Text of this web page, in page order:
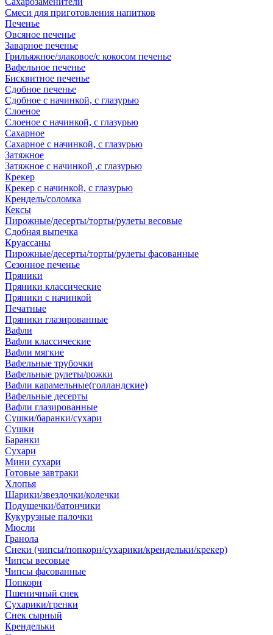
Смеси для приготовления напитков
Печенье
Овсяное печенье
Заварное печенье
Грильяжное/злаковое/с кокосом печенье
Вафельное печенье
Бисквитное печенье
Сдобное печенье
Сдобное с начинкой, с глазурью
Слоеное
Слоеное с начинкой, с глазурью
Сахарное
Сахарное с начинкой, с глазурью
Затяжное
Затяжное с начинкой ,с глазурью
Крекер
Крекер с начинкой, с глазурью
Крендель/соломка
Кексы
Пирожные/десерты/торты/рулеты весовые
Сдобная выпечка
Круассаны
Пирожные/десерты/торты/рулеты фасованные
Сезонное печенье
Пряники
Пряники классические
Пряники с начинкой
Печатные
Пряники глазированные
Вафли
Вафли классические
Вафли мягкие
Вафельные трубочки
Вафельные рулеты/рожки
Вафли карамельные(голландские)
Вафельные десерты
Вафли глазированные
Сушки/баранки/сухари
Сушки
Баранки
Сухари
Мини сухари
Готовые завтраки
Хлопья
Шарики/звездочки/колечки
Подушечки/батончики
Кукурузные палочки
Мюсли
Гранола
Снеки (чипсы/попкорн/сухарики/крендельки/крекер)
Чипсы весовые
Чипсы фасованные
Попкорн
Пшеничный снек
Сухарики/гренки
Снек сырный
Крендельки